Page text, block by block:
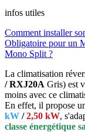
infos utiles
Comment installer
Obligatoire pour un
Mono Split ?
La climatisation
/ RXJ20A Gris) est
moins avec ce
En effet, il propose
kW /2,50 kW,
classe énergétique